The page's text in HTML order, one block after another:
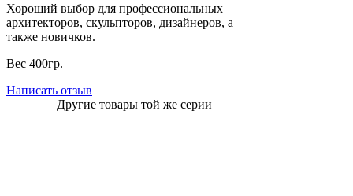
Хороший выбор для профессиональных
архитекторов, скульпторов, дизайнеров, а
также новичков.
Вес 400гр.
Написать отзыв
Другие товары той же серии